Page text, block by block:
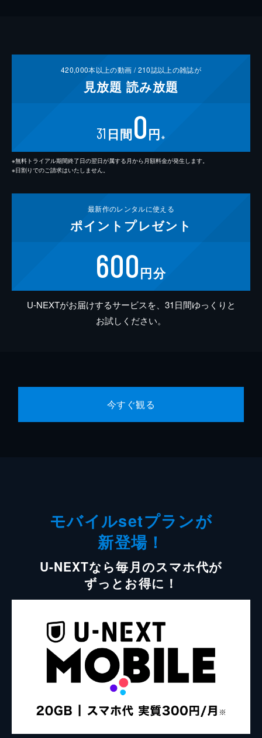
420,000本以上の動画 /210誌以上の雑誌が
見放題 読み放題
31 日間0円 ※
※無料トライアル期間終了日の翌日が属する月から月額料金が発生します。
※日割りでのご請求はいたしません。
最新作のレンタルに使える
ポイント プレゼント
600円分
U-NEXTがお届けするサービスを、31日間ゆっくりと
お試しください。
今すぐ観る
モバイルsetプランが
新登場！
U-NEXTなら毎月のスマホ代が
ずっとお得に！